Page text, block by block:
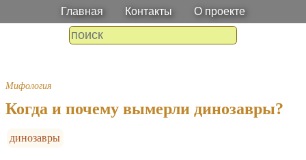
Главная Контакты О проекте
Мифология
Когда и почему вымерли динозавры?
динозавры